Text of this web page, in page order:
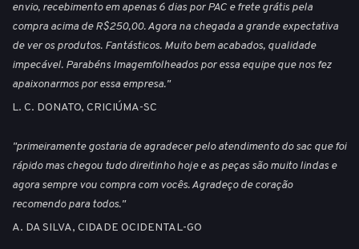
envio, recebimento em apenas 6 dias por PAC e frete grátis pela
compra acima de R$250,00. Agora na chegada a grande expectativa
de ver os produtos. Fantásticos. Muito bem acabados, qualidade
impecável. Parabéns Imagemfolheados por essa equipe que nos fez
apaixonarmos por essa empresa."
L. C. DONATO, CRICIÚMA-SC
"primeiramente gostaria de agradecer pelo atendimento do sac que foi
rápido mas chegou tudo direitinho hoje e as peças são muito lindas e
agora sempre vou compra com vocês. Agradeço de coração
recomendo para todos."
A. DA SILVA, CIDADE OCIDENTAL-GO